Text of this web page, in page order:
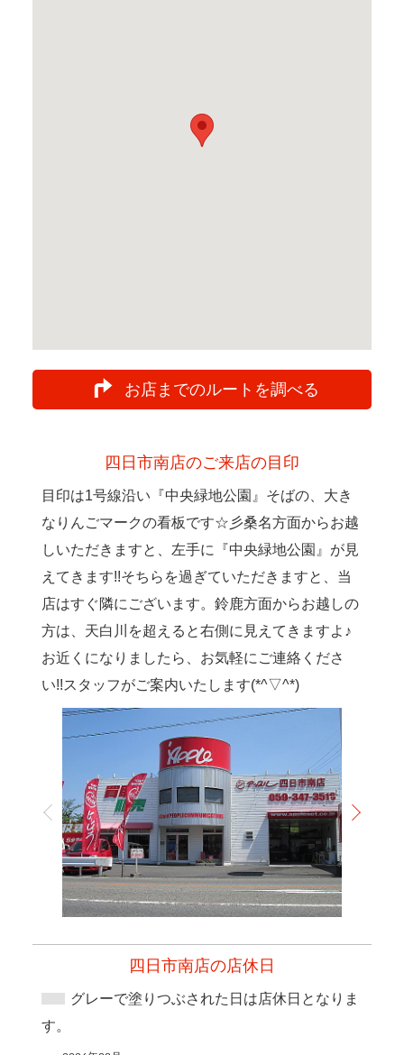
お店までのルートを調べる
四日市南店のご来店の目印
目印は1号線沿い『中央緑地公園』そばの、大き
なりんごマークの看板です☆彡桑名方面からお越
しいただきますと、左手に『中央緑地公園』が見
えてきます!!そちらを過ぎていただきますと、当
店はすぐ隣にございます。鈴鹿方面からお越しの
方は、天白川を超えると右側に見えてきますよ♪
お近くになりましたら、お気軽にご連絡くださ
い!!スタッフがご案内いたします(*^▽^*)
四日市南店の店休日
グレーで塗りつぶされた日は店休日となりま
す。